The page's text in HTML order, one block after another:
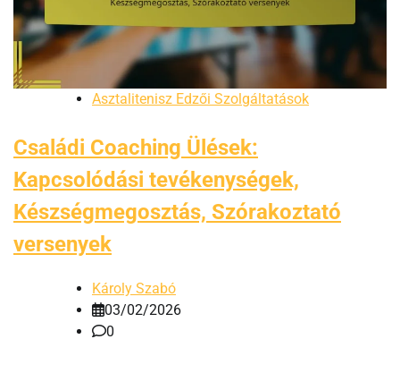
Asztalitenisz Edzői Szolgáltatások
Családi Coaching Ülések:
Kapcsolódási tevékenységek,
Készségmegosztás, Szórakoztató
versenyek
Károly Szabó
03/02/2026
0